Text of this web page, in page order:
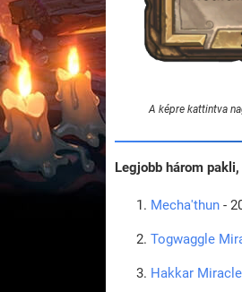
A képre kattintva
Legjobb három
Mecha'thun -
Togwaggle
Hakkar